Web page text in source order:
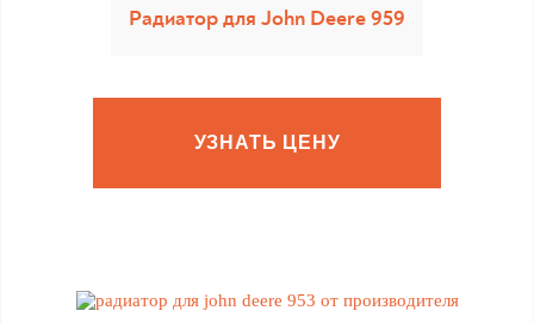
Радиатор для John Deere 959
УЗНАТЬ ЦЕНУ